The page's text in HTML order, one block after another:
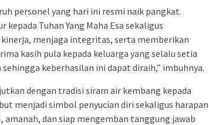
personel yang hari ini resmi naik pangkat.
Tuhan Yang Maha Esa sekaligus
menjaga integritas, serta memberikan
kasih pula kepada keluarga yang selalu setia
keberhasilan ini dapat diraih,” imbuhnya.
dengan tradisi siram air kembang kepada
menjadi simbol penyucian diri sekaligus harapan
dan siap mengemban tanggung jawab